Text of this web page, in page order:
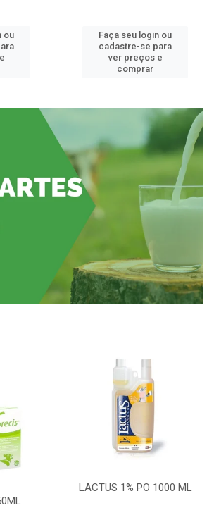
ou
Faça seu login ou
cadastre-se para
ver preços e
comprar
LACTUS 1% PO 1000 ML